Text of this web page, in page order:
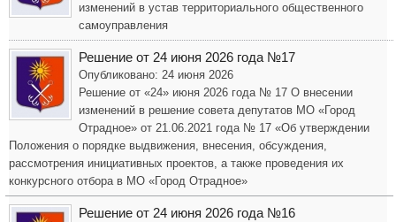
изменений в устав территориального общественного
самоуправления
Решение от 24 июня 2026 года №17
Опубликовано: 24 июня 2026
Решение от «24» июня 2026 года № 17 О внесении
изменений в решение совета депутатов МО «Город
Отрадное» от 21.06.2021 года № 17 «Об утверждении
Положения о порядке выдвижения, внесения, обсуждения,
рассмотрения инициативных проектов, а также проведения их
конкурсного отбора в МО «Город Отрадное»
Решение от 24 июня 2026 года №16